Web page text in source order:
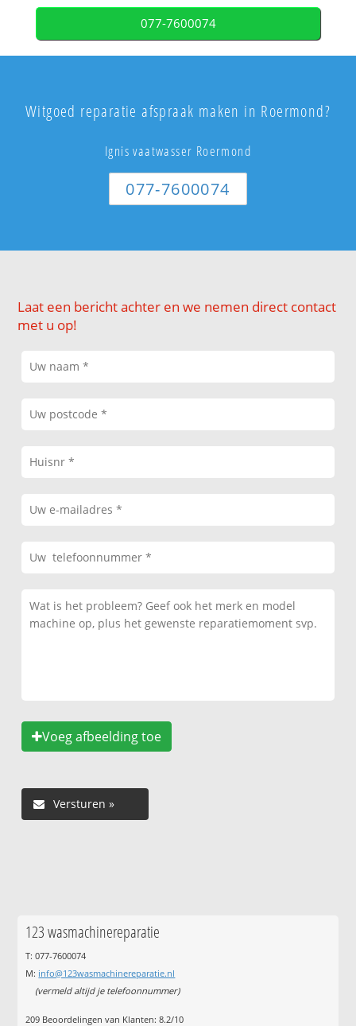
077-7600074
Witgoed reparatie afspraak maken in Roermond?
Ignis vaatwasser Roermond
077-7600074
Laat een bericht achter en we nemen direct contact
met u op!
Voeg afbeelding toe
123 wasmachinereparatie
T: 077-7600074
M: info@123wasmachinereparatie.nl
(vermeld altijd je telefoonnummer)
209 Beoordelingen van Klanten:8.2/10